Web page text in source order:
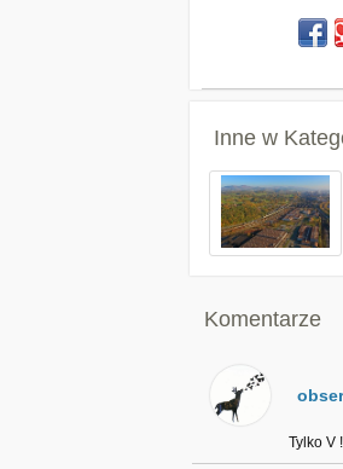
Inne w
Komentarze
Tylko V